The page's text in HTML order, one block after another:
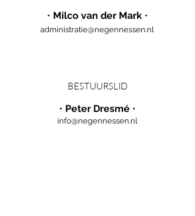
• Milco van der Mark •
administratie@negennessen.nl
BESTUURSLID
• Peter Dresmé•
info@negennessen.nl